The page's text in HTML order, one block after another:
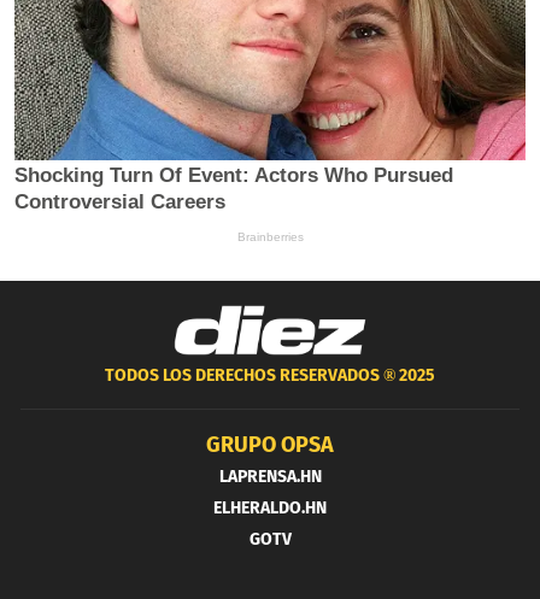
TODOS LOS DERECHOS RESERVADOS ®2025
GRUPO OPSA
LAPRENSA.HN
ELHERALDO.HN
GOTV